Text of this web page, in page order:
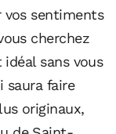
sentiments
cherchez
sans vous
saura faire
originaux,